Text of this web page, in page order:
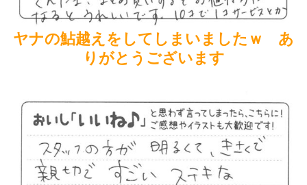
ヤナの鮎越えをしてしまいましたｗ あ
りがとうございます